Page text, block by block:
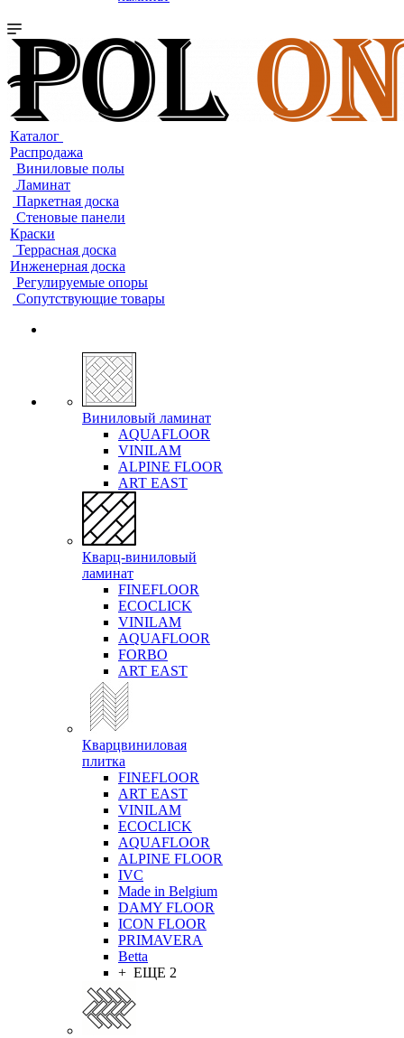
Каталог
Распродажа
Виниловые полы
Ламинат
Паркетная доска
Стеновые панели
Краски
Террасная доска
Инженерная доска
Регулируемые опоры
Сопутствующие товары
Виниловый ламинат
AQUAFLOOR
VINILAM
ALPINE FLOOR
ART EAST
Кварц-виниловый
ламинат
FINEFLOOR
ECOCLICK
VINILAM
AQUAFLOOR
FORBO
ART EAST
Кварцвиниловая
плитка
FINEFLOOR
ART EAST
VINILAM
ECOCLICK
AQUAFLOOR
ALPINE FLOOR
IVC
Made in Belgium
DAMY FLOOR
ICON FLOOR
PRIMAVERA
Betta
+ ЕЩЕ 2